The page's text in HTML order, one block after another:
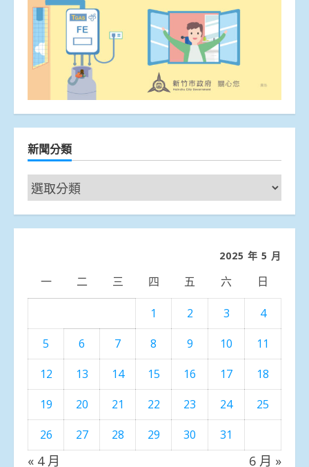
新聞分類
新
聞
分
2025 年 5 月
一 二 三 四 五 六 日
1 2 3
4
5
6 7 8 9 10
11
12
13 14 15 16 17
18
19
20 21 22 23 24
25
26
27 28 29 30 31
« 4 月 6 月 »